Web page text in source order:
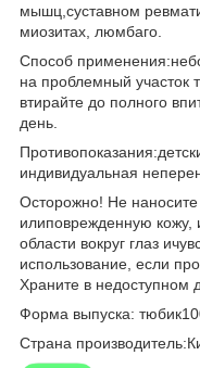
мышц,суставном
миозитах, люмбаго.
Способ
на проблемный
втирайте до полного
день.
индивидуальная
Осторожно! Не
илиповрежденную кожу,
области вокруг глаз
использование, если
Храните в недоступном
Форма выпуска:
Страна